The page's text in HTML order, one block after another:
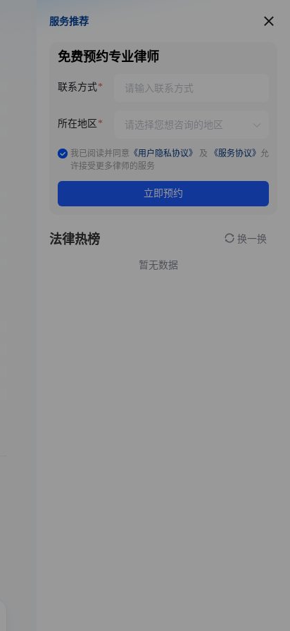
服务推荐
服务推荐
免费预约专业律师
联系方式
所在地区
我已阅读并同意 《用户隐私协议》 及 《服务协议》 允
许接受更多律师的服务
立即预约
法律热榜 换一换
暂无数据